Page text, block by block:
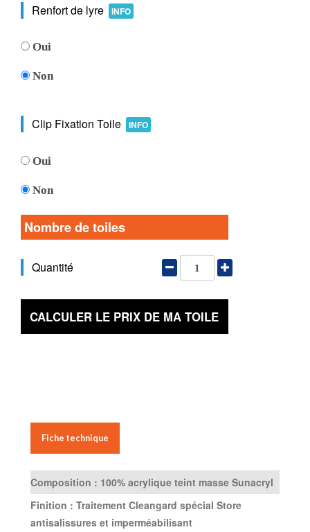
Renfort de lyre INFO
Oui
Non
Clip Fixation Toile INFO
Oui
Non
Nombre de toiles
Quantité
CALCULER LE PRIX DE MA TOILE
Fiche technique
Composition : 100% acrylique teint masse Sunacryl
Finition : Traitement Cleangard spécial Store
antisalissures et imperméabilisant